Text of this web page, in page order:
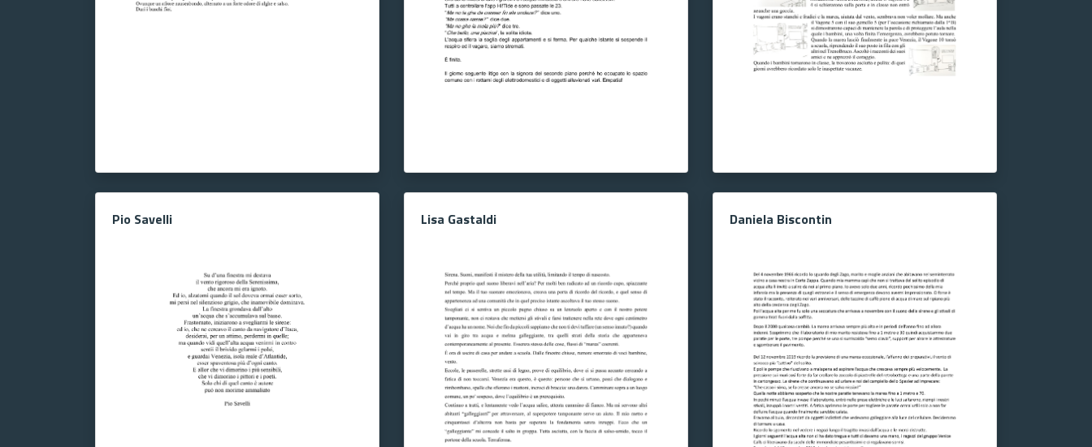
Pio Savelli Lisa Gastaldi Daniela Biscontin